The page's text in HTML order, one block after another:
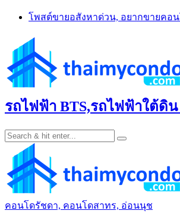
Skip
โพสต์ขายอสังหาด่วน, อยากขายคอ
รถไฟฟ้า BTS,รถไฟฟ้าใต้ดิ
คอนโดรัชดา, คอนโดสาทร, อ่อนนุช